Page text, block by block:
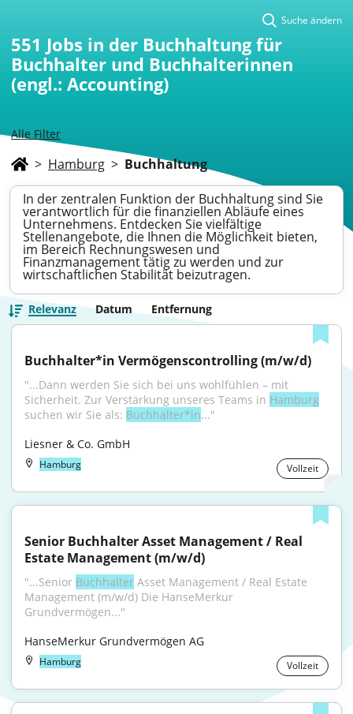
Alle Filter
Suche ändern
551 Jobs in der Buchhaltung für
Buchhalter und Buchhalterinnen
(engl.: Accounting)
> Hamburg > Buchhaltung
In der zentralen Funktion der Buchhaltung sind Sie
verantwortlich für die finanziellen Abläufe eines
Unternehmens. Entdecken Sie vielfältige
Stellenangebote, die Ihnen die Möglichkeit bieten,
im Bereich Rechnungswesen und
Finanzmanagement tätig zu werden und zur
wirtschaftlichen Stabilität beizutragen.
Relevanz Datum Entfernung
Buchhalter*in Vermögenscontrolling (m/w/d)
"...Dann werden Sie sich bei uns wohlfühlen – mit
Sicherheit. Zur Verstärkung unseres Teams in Hamburg
suchen wir Sie als: Buchhalter*in..."
Liesner & Co. GmbH
Hamburg Vollzeit
Senior Buchhalter Asset Management / Real
Estate Management (m/w/d)
"...Senior Buchhalter Asset Management / Real Estate
Management (m/w/d) Die HanseMerkur
Grundvermögen..."
HanseMerkur Grundvermögen AG
Hamburg Vollzeit